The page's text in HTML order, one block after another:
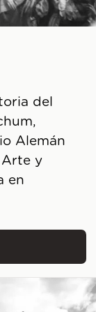
del
Alemán
Arte y
en